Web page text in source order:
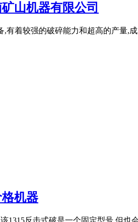
山机器有限公司
有着较强的破碎能力和超高的产量
机器
1315反击式破是一个固定型号,但